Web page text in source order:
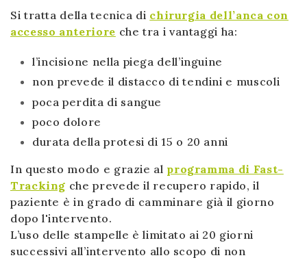
Si tratta della tecnica di chirurgia dell’anca con
accesso anteriore che tra i vantaggi ha:
l’incisione nella piega dell’inguine
non prevede il distacco di tendini e muscoli
poca perdita di sangue
poco dolore
durata della protesi di 15 o 20 anni
In questo modo e grazie al programma di Fast-
Tracking che prevede il recupero rapido, il
paziente è in grado di camminare già il giorno
dopo l'intervento.
L’uso delle stampelle è limitato ai 20 giorni
successivi all’intervento allo scopo di non